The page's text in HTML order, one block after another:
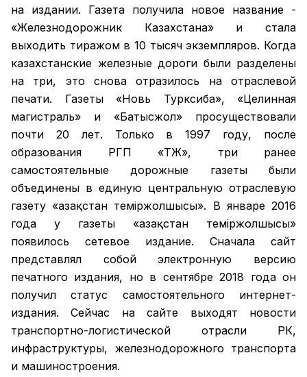
на издании. Газета получила новое название -
«Железнодорожник Казахстана» и стала
выходить тиражом в 10 тысяч экземпляров. Когда
казахстанские железные дороги были разделены
на три, это снова отразилось на отраслевой
печати. Газеты «Новь Турксиба», «Целинная
магистраль» и «Батысжол» просуществовали
почти 20 лет. Только в 1997 году, после
образования РГП «ҚТЖ», три ранее
самостоятельные дорожные газеты были
объединены в единую центральную отраслевую
газету «Қазақстан темiржолшысы». В январе 2016
года у газеты «Қазақстан теміржолшысы»
появилось сетевое издание. Сначала сайт
представлял собой электронную версию
печатного издания, но в сентябре 2018 года он
получил статус самостоятельного интернет-
издания. Сейчас на сайте выходят новости
транспортно-логистической отрасли РК,
инфраструктуры, железнодорожного транспорта
и машиностроения.